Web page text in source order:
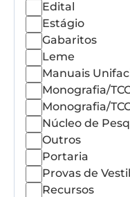
Edital
Estágio
Gabaritos
Leme
Manuais
Monografia/
Monografia/
Núcleo de
Outros
Portaria
Provas de
Recursos